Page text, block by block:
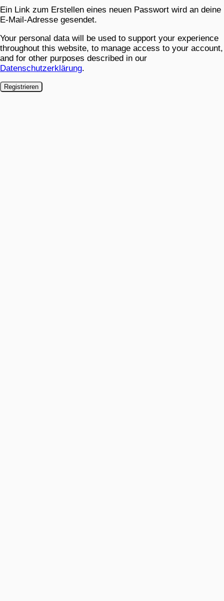
Ein Link zum Erstellen eines neuen Passwort wird an deine
E-Mail-Adresse gesendet.
Your personal data will be used to support your experience
throughout this website, to manage access to your account,
and for other purposes described in our
Datenschutzerklärung.
Registrieren